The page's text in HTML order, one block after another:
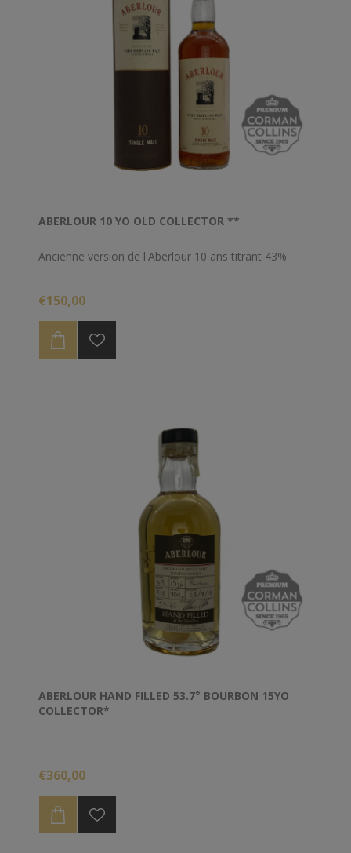
ABERLOUR 10 YO OLD COLLECTOR **
Ancienne version de l'Aberlour 10 ans titrant 43%
€150,00
ABERLOUR HAND FILLED 53.7° BOURBON 15YO
COLLECTOR*
€360,00